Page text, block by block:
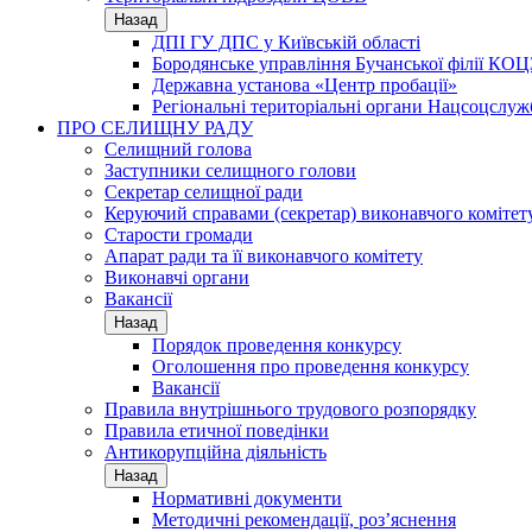
Назад
ДПІ ГУ ДПС у Київській області
Бородянське управління Бучанської філії
Державна установа «Центр пробації»
Регіональні територіальні органи
ПРО СЕЛИЩНУ РАДУ
Селищний голова
Заступники селищного голови
Секретар селищної ради
Керуючий справами (секретар) виконавчого
Старости громади
Апарат ради та її виконавчого комітету
Виконавчі органи
Вакансії
Назад
Порядок проведення конкурсу
Оголошення про проведення конкурсу
Вакансії
Правила внутрішнього трудового розпорядку
Правила етичної поведінки
Антикорупційна діяльність
Назад
Нормативні документи
Методичні рекомендації, роз’яснення